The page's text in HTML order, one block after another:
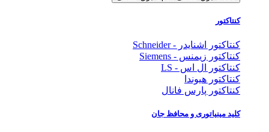
کنتاکتور
کنتاکتور اشنایدر - Schneider
کنتاکتور زیمنس - Siemens
کنتاکتور ال اس - LS
کنتاکتور هیوندا
کنتاکتور پارس فانال
کلید مینیاتوری و محافظ جان